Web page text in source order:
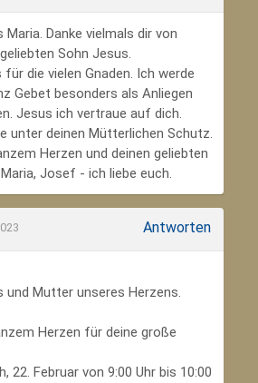
Danke vielmals dir von
Sohn Jesus.
die vielen Gnaden. Ich werde
Gebet besonders als Anliegen
Jesus ich vertraue auf dich.
unter deinen Mütterlichen Schutz.
Herzen und deinen geliebten
Josef - ich liebe euch.
Antworten
Mutter unseres Herzens.
Herzen für deine große
22. Februar von 9:00 Uhr bis 10:00